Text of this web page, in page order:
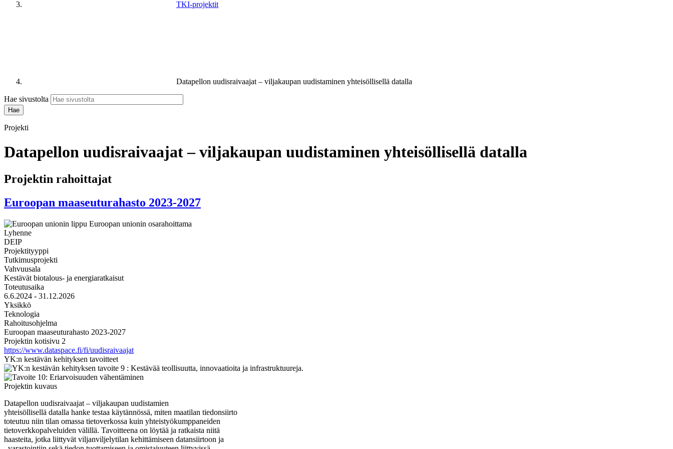
TKI-projektit
Datapellon uudisraivaajat – viljakaupan uudistaminen yhteisöllisellä datalla
Hae sivustolta
Projekti
Datapellon uudisraivaajat – viljakaupan uudistaminen yhteisöllisellä datalla
Projektin rahoittajat
Euroopan maaseuturahasto 2023-2027
Lyhenne
DEIP
Projektityyppi
Tutkimusprojekti
Vahvuusala
Kestävät biotalous- ja energiaratkaisut
Toteutusaika
6.6.2024 - 31.12.2026
Yksikkö
Teknologia
Rahoitusohjelma
Euroopan maaseuturahasto 2023-2027
Projektin kotisivu 2
https://www.dataspace.fi/fi/uudisraivaajat
YK:n kestävän kehityksen tavoitteet
Projektin kuvaus
Datapellon uudisraivaajat – viljakaupan uudistamien
yhteisöllisellä datalla hanke testaa käytännössä, miten maatilan tiedonsiirto
toteutuu niin tilan omassa tietoverkossa kuin yhteistyökumppaneiden
tietoverkkopalveluiden välillä. Tavoitteena on löytää ja ratkaista niitä
haasteita, jotka liittyvät viljanviljelytilan kehittämiseen datansiirtoon ja